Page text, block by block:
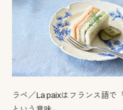
ラペ／La paixはフランス語で